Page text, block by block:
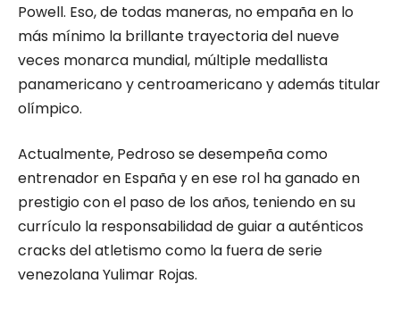
Powell. Eso, de todas maneras, no empaña en lo
más mínimo la brillante trayectoria del nueve
veces monarca mundial, múltiple medallista
panamericano y centroamericano y además titular
olímpico.
Actualmente, Pedroso se desempeña como
entrenador en España y en ese rol ha ganado en
prestigio con el paso de los años, teniendo en su
currículo la responsabilidad de guiar a auténticos
cracks del atletismo como la fuera de serie
venezolana Yulimar Rojas.